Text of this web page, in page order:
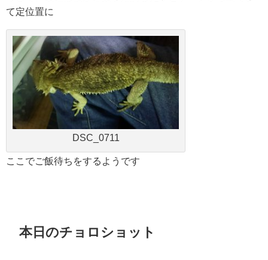
て定位置に
DSC_0711
ここでご飯待ちをするようです
本日のチョロショット